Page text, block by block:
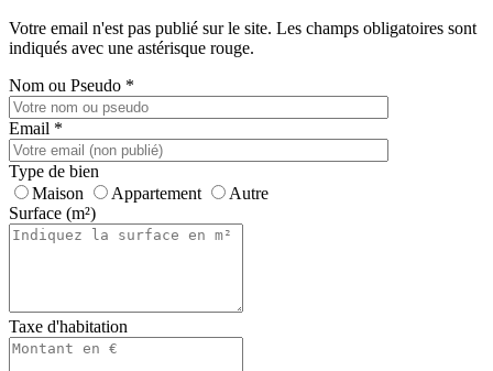
Votre email n'est pas publié sur le site. Les champs obligatoires sont
indiqués avec une astérisque rouge.
Nom ou Pseudo *
Email *
Type de bien
Maison
Appartement
Autre
Surface (m²)
Taxe d'habitation